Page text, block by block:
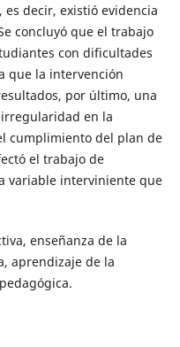
decir, existió evidencia
concluyó que el trabajo
con dificultades
que la intervención
por último, una
en la
cumplimiento del plan de
el trabajo de
variable interviniente que
enseñanza de la
aprendizaje de la